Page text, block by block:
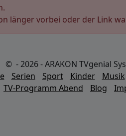
länger vorbei oder der Link
© - 2026 - ARAKON TVgenial
Serien Sport Kinder Musik
TV-Programm Abend Blog